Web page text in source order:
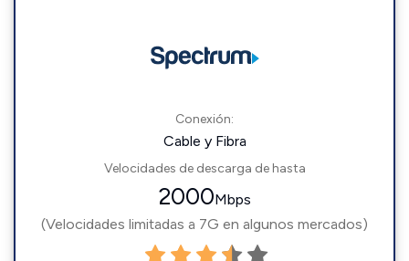
Conexión:
Cable y Fibra
Velocidades de descarga de hasta
2000Mbps
(Velocidades limitadas a 7G en algunos mercados)